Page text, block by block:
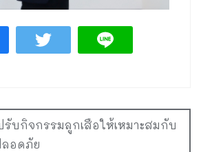
รับกิจกรรมลูกเสือให้เหมาะสมกับ
อดภัย